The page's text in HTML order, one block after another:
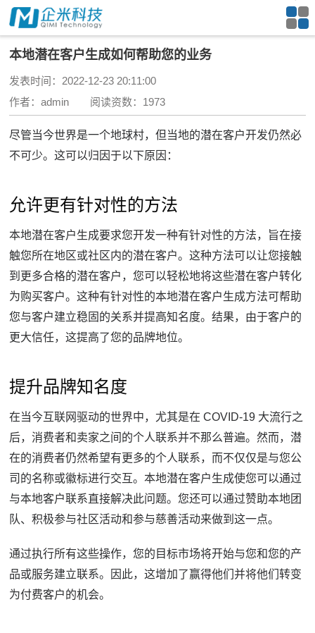
本地潜在客户生成如何帮助您的业务
发表时间：2022-12-23 20:11:00
作者：admin 阅读资数：1973
尽管当今世界是一个地球村，但当地的潜在客户开发仍然必
不可少。这可以归因于以下原因：
允许更有针对性的方法
本地潜在客户生成要求您开发一种有针对性的方法，旨在接
触您所在地区或社区内的潜在客户。这种方法可以让您接触
到更多合格的潜在客户，您可以轻松地将这些潜在客户转化
为购买客户。这种有针对性的本地潜在客户生成方法可帮助
您与客户建立稳固的关系并提高知名度。结果，由于客户的
更大信任，这提高了您的品牌地位。
提升品牌知名度
在当今互联网驱动的世界中，尤其是在 COVID-19 大流行之
后，消费者和卖家之间的个人联系并不那么普遍。然而，潜
在的消费者仍然希望有更多的个人联系，而不仅仅是与您公
司的名称或徽标进行交互。本地潜在客户生成使您可以通过
与本地客户联系直接解决此问题。您还可以通过赞助本地团
队、积极参与社区活动和参与慈善活动来做到这一点。
通过执行所有这些操作，您的目标市场将开始与您和您的产
品或服务建立联系。
因此，这增加了赢得他们并将他们转变
为付费客户的机会。